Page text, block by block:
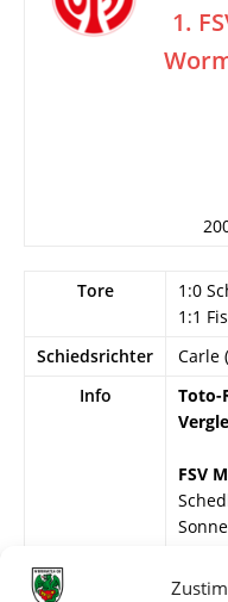
1.
Tore
1:0
1:1
Schiedsrichter
Carle
Info
Toto-
FSV